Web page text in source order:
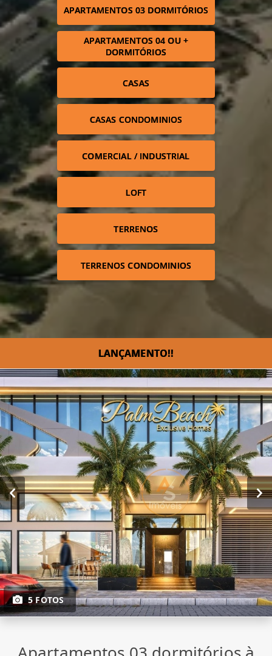
APARTAMENTOS 03 DORMITÓRIOS
APARTAMENTOS 04 OU +
DORMITÓRIOS
CASAS
CASAS CONDOMINIOS
COMERCIAL / INDUSTRIAL
LOFT
TERRENOS
TERRENOS CONDOMINIOS
LANÇAMENTO!!
5 FOTOS